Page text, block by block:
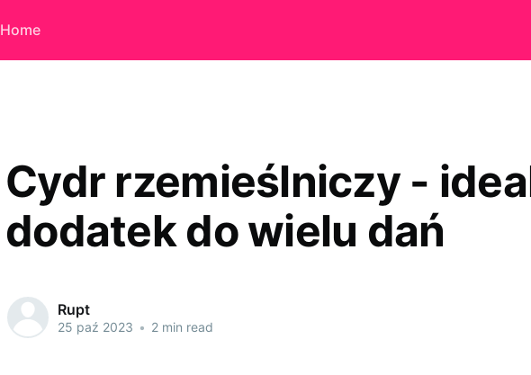
Home
Cydr rzemieślniczy -
dodatek do wielu dań
Rupt
25 paź 2023 • 2 min read